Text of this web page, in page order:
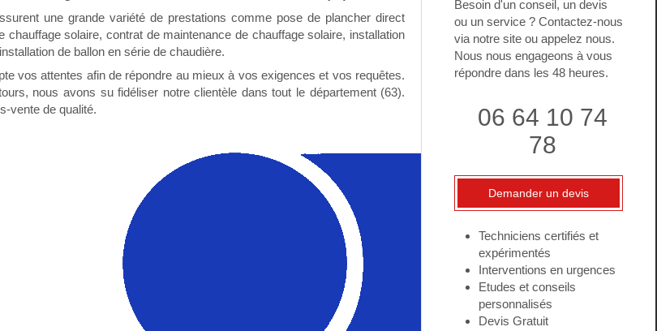
une grande variété de prestations comme pose de plancher direct
chauffage solaire, contrat de maintenance de chauffage solaire, installation
de ballon en série de chaudière.
vos attentes afin de répondre au mieux à vos exigences et vos requêtes.
nous avons su fidéliser notre clientèle dans tout le département (63).
vente de qualité.
Besoin d'un conseil, un devis
ou un service ? Contactez-nous
via notre site ou appelez nous.
Nous nous engageons à vous
répondre dans les 48 heures.
06 64 10 74
78
Demander un devis
Techniciens certifiés et
expérimentés
Interventions en urgences
Etudes et conseils
personnalisés
Devis Gratuit